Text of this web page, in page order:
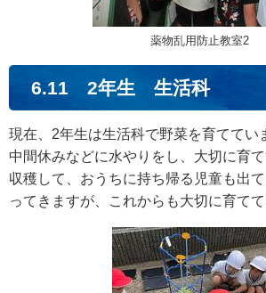
薬物乱用防止教室2
6.11 2年生 生活科
現在、2年生は生活科で野菜を育ててい
中間休みなどに水やりをし、大切に育
収穫して、おうちに持ち帰る児童も出
ってきますが、これからも大切に育てて